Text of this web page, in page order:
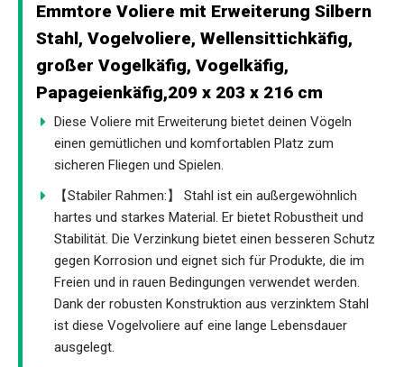
Emmtore Voliere mit Erweiterung Silbern
Stahl, Vogelvoliere, Wellensittichkäfig,
großer Vogelkäfig, Vogelkäfig,
Papageienkäfig,209 x 203 x 216 cm
Diese Voliere mit Erweiterung bietet deinen Vögeln
einen gemütlichen und komfortablen Platz zum
sicheren Fliegen und Spielen.
【Stabiler Rahmen:】 Stahl ist ein außergewöhnlich
hartes und starkes Material. Er bietet Robustheit und
Stabilität. Die Verzinkung bietet einen besseren Schutz
gegen Korrosion und eignet sich für Produkte, die im
Freien und in rauen Bedingungen verwendet werden.
Dank der robusten Konstruktion aus verzinktem Stahl
ist diese Vogelvoliere auf eine lange Lebensdauer
ausgelegt.